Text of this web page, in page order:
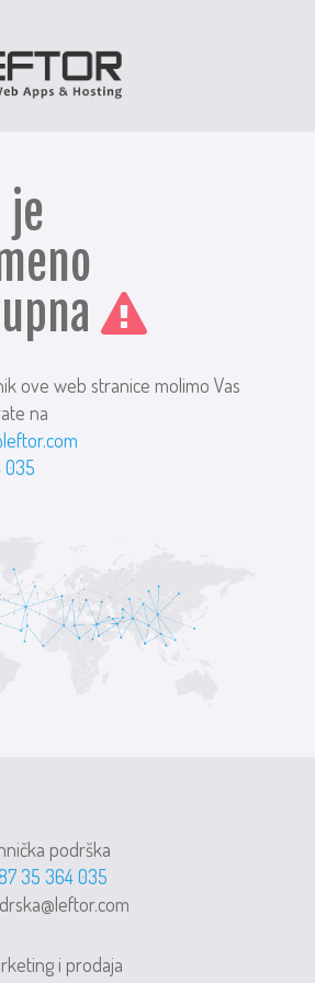
je
ove web stranice molimo Vas
na
035
podrška
35 364 035
i prodaja